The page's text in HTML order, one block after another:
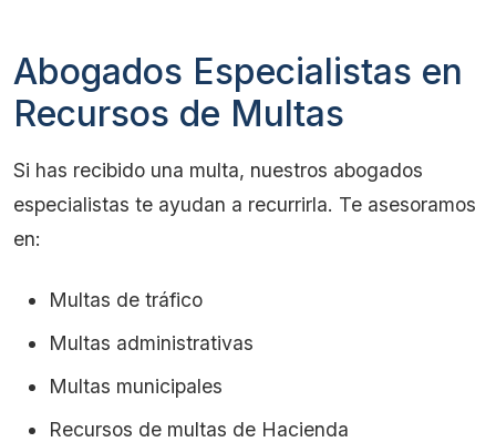
Abogados Especialistas en
Recursos de Multas
Si has recibido una multa, nuestros abogados
especialistas te ayudan a recurrirla. Te asesoramos
en:
Multas de tráfico
Multas administrativas
Multas municipales
Recursos de multas de Hacienda